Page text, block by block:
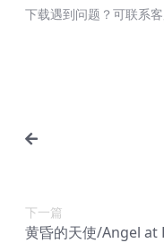
下载遇到问题？可联系
下一篇
黄昏的天使/Angel at